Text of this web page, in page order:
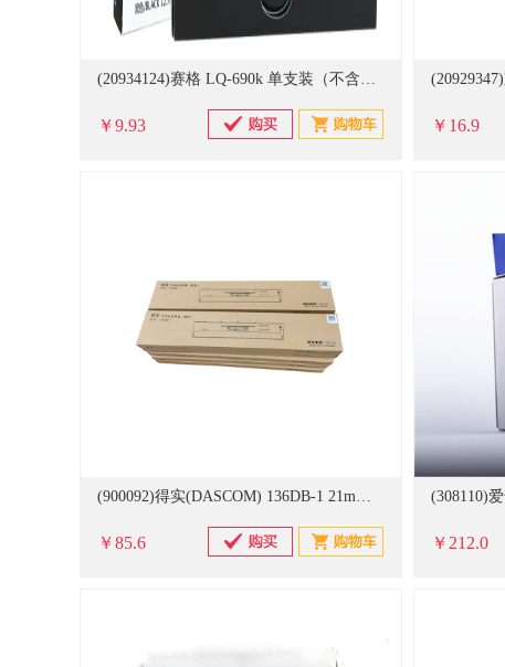
(20934124)赛格 LQ-690k 单支装（不含框架） 色带(单位：个)
￥9.93 ￥16.9
(900092)得实(DASCOM) 136DB-1 21m黑色 色带架(单位：盒)
￥85.6 ￥212.0